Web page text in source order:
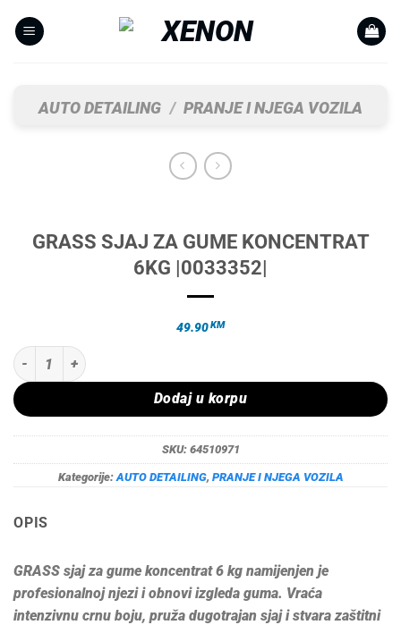
AUTO DETAILING / PRANJE I NJEGA VOZILA
GRASS SJAJ ZA GUME KONCENTRAT
6KG |0033352|
49.90KM
GRASS SJAJ ZA GUME KONCENTRAT 6KG |0033352| količina
Dodaj u korpu
SKU: 64510971
Kategorije: AUTO DETAILING, PRANJE I NJEGA VOZILA
OPIS
GRASS sjaj za gume koncentrat 6 kg namijenjen je
profesionalnoj njezi i obnovi izgleda guma. Vraća
intenzivnu crnu boju, pruža dugotrajan sjaj i stvara zaštitni